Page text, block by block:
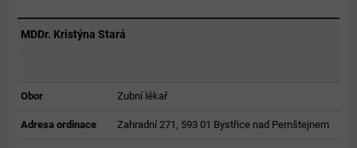
MDDr. Kristýna Stará
Obor Zubní lékař
Adresa ordinace Zahradní 271, 593 01 Bystřice nad Pernštejnem